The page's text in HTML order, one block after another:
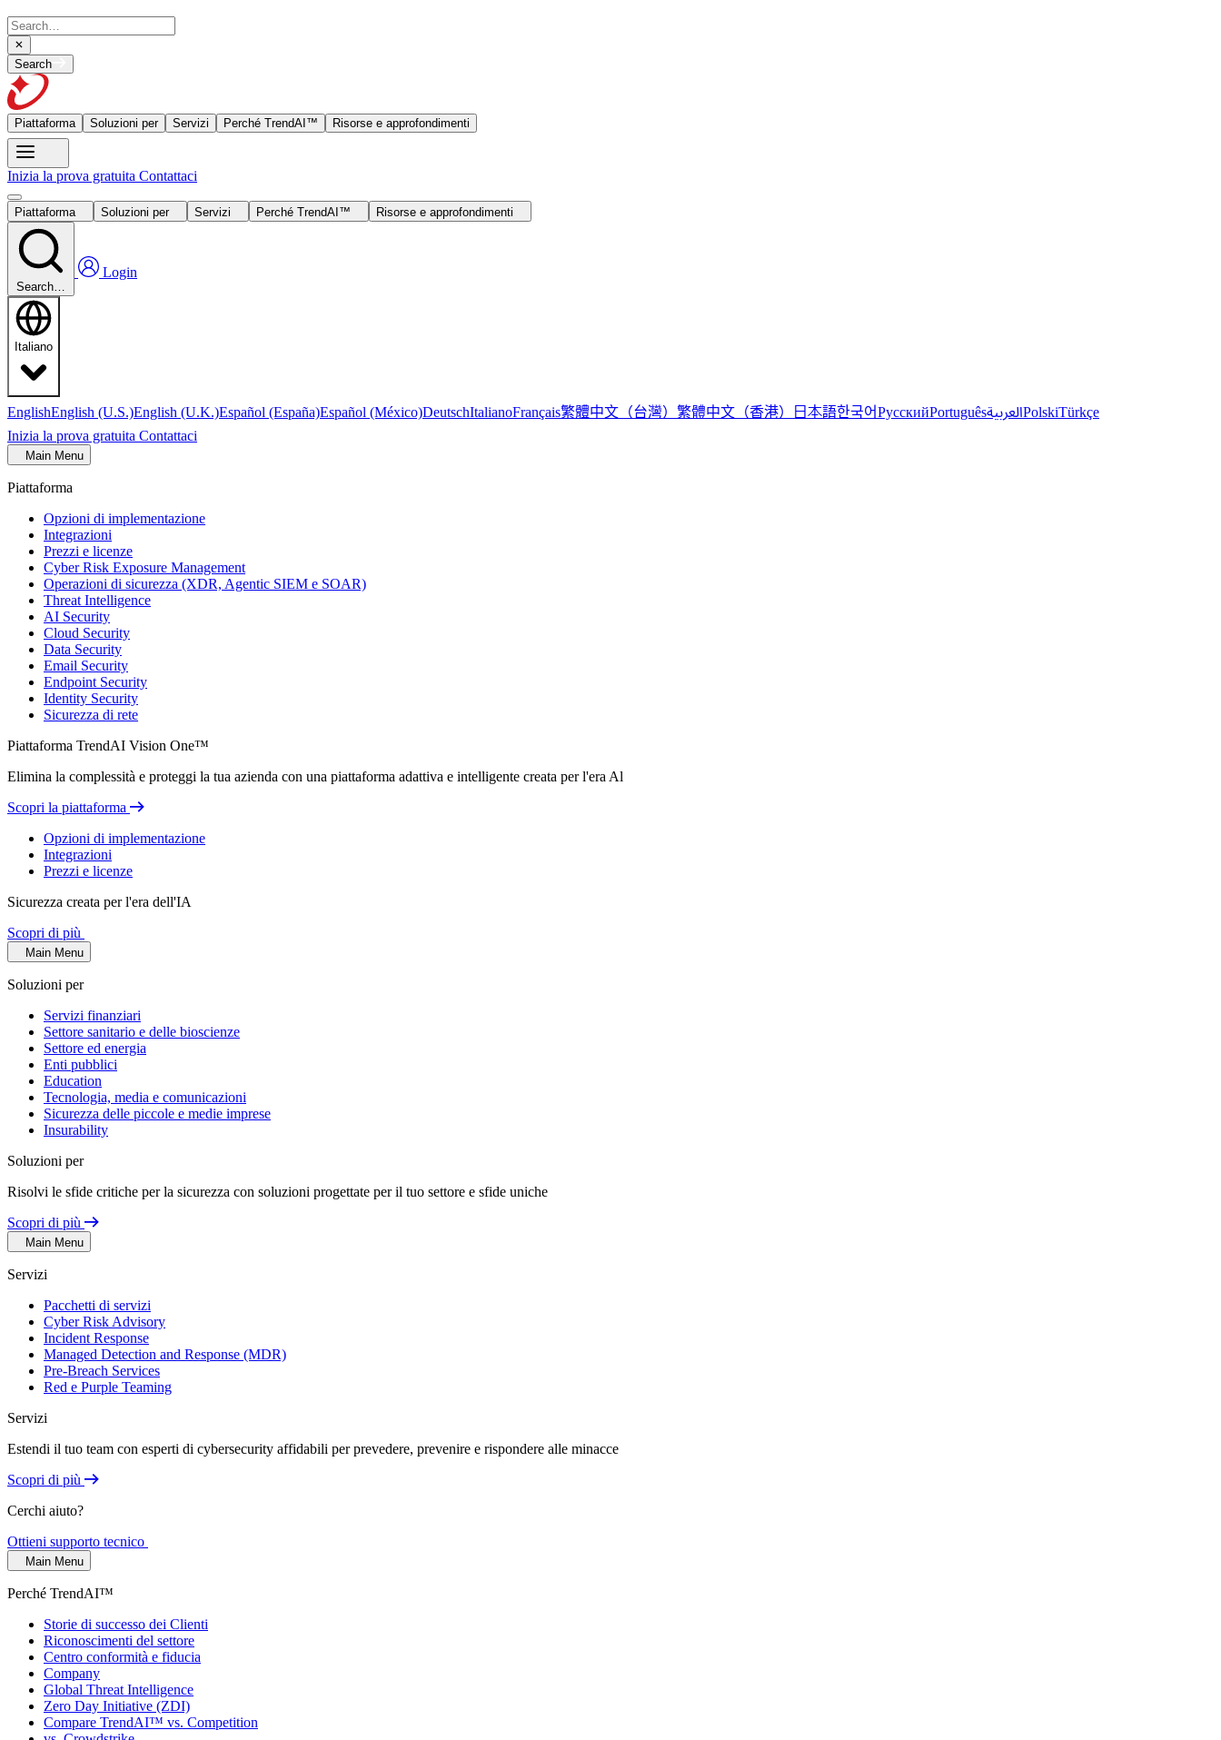
Search
Piattaforma Soluzioni per Servizi Perché TrendAI™ Risorse e approfondimenti
Inizia la prova gratuita Contattaci
Piattaforma Soluzioni per Servizi Perché TrendAI™ Risorse e approfondimenti
Search…
Login
Italiano
EnglishEnglish (U.S.)English (U.K.)Español (España)Español (México)DeutschItalianoFrançais繁體中文（台灣） 繁體中文（香港） 日本語한국어РусскийPortuguêsالعربيةPolskiTürkçe
Inizia la prova gratuita Contattaci
Main Menu
Piattaforma
Opzioni di implementazione
Integrazioni
Prezzi e licenze
Cyber Risk Exposure Management
Operazioni di sicurezza (XDR, Agentic SIEM e SOAR)
Threat Intelligence
AI Security
Cloud Security
Data Security
Email Security
Endpoint Security
Identity Security
Sicurezza di rete
Piattaforma TrendAI Vision One™
Elimina la complessità e proteggi la tua azienda con una piattaforma adattiva e intelligente creata per l'era Al
Scopri la piattaforma
Opzioni di implementazione
Integrazioni
Prezzi e licenze
Sicurezza creata per l'era dell'IA
Scopri di più
Main Menu
Soluzioni per
Servizi finanziari
Settore sanitario e delle bioscienze
Settore ed energia
Enti pubblici
Education
Tecnologia, media e comunicazioni
Sicurezza delle piccole e medie imprese
Insurability
Soluzioni per
Risolvi le sfide critiche per la sicurezza con soluzioni progettate per il tuo settore e sfide uniche
Scopri di più
Main Menu
Servizi
Pacchetti di servizi
Cyber Risk Advisory
Incident Response
Managed Detection and Response (MDR)
Pre-Breach Services
Red e Purple Teaming
Servizi
Estendi il tuo team con esperti di cybersecurity affidabili per prevedere, prevenire e rispondere alle minacce
Scopri di più
Cerchi aiuto?
Ottieni supporto tecnico
Main Menu
Perché TrendAI™
Storie di successo dei Clienti
Riconoscimenti del settore
Centro conformità e fiducia
Company
Global Threat Intelligence
Zero Day Initiative (ZDI)
Compare TrendAI™ vs. Competition